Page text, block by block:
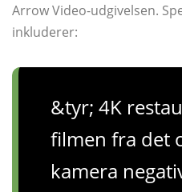
Arrow Video-udgivelsen.
inkluderer:
&tyr; 4K
filmen fra det
kamera